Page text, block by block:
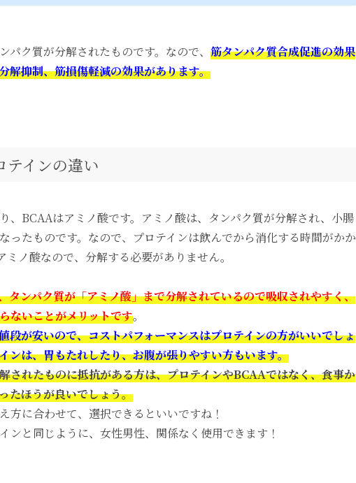
パク質が分解されたものです。なので、 筋タンパク質合成促進の効果
解抑制、筋損傷軽減の効果があります。
テインの違い
、BCAAはアミノ酸です。アミノ酸は、タンパク質が分解され、小腸
ったものです。なので、プロテインは飲んでから消化する時間がかか
ミノ酸なので、分解する必要がありません。
タンパク質が「アミノ酸」まで分解されているので吸収されやすく、
ないことがメリットです。
段が安いので、コストパフォーマンスはプロテインの方がいいでしょ
ンは、胃もたれしたり、お腹が張りやすい方もいます。
されたものに抵抗がある方は、プロテインやBCAAではなく、食事か
たほうが良いでしょう。
方に合わせて、選択できるといいですね！
ンと同じように、女性男性、関係なく使用できます！